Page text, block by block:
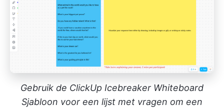
Gebruik de ClickUp Icebreaker Whiteboard
Sjabloon voor een lijst met vragen om een